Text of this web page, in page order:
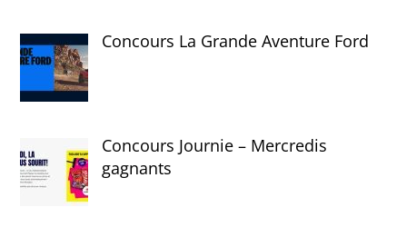
Concours La Grande Aventure Ford
Concours Journie – Mercredis
gagnants